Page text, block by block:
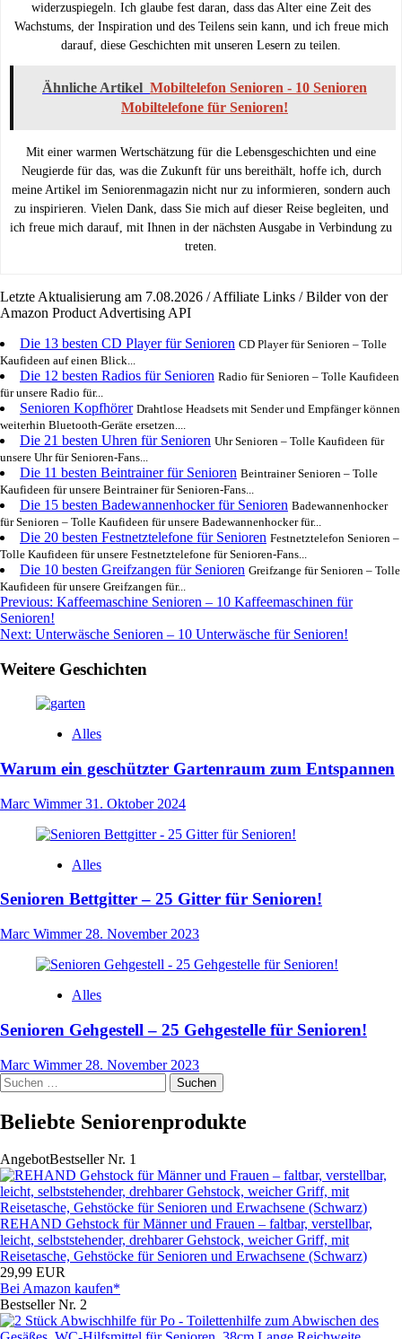
widerzuspiegeln. Ich glaube fest daran, dass das Alter eine Zeit des
Wachstums, der Inspiration und des Teilens sein kann, und ich freue mich
darauf, diese Geschichten mit unseren Lesern zu teilen.
Ähnliche Artikel Mobiltelefon Senioren - 10 Senioren
Mobiltelefone für Senioren!
Mit einer warmen Wertschätzung für die Lebensgeschichten und eine
Neugierde für das, was die Zukunft für uns bereithält, hoffe ich, durch
meine Artikel im Seniorenmagazin nicht nur zu informieren, sondern auch
zu inspirieren. Vielen Dank, dass Sie mich auf dieser Reise begleiten, und
ich freue mich darauf, mit Ihnen in der nächsten Ausgabe in Verbindung zu
treten.
Letzte Aktualisierung am 7.08.2026 / Affiliate Links / Bilder von der
Amazon Product Advertising API
Die 13 besten CD Player für Senioren CD Player für Senioren – Tolle
Kaufideen auf einen Blick...
Die 12 besten Radios für Senioren Radio für Senioren – Tolle Kaufideen
für unsere Radio für...
Senioren Kopfhörer Drahtlose Headsets mit Sender und Empfänger können
weiterhin Bluetooth-Geräte ersetzen....
Die 21 besten Uhren für Senioren Uhr Senioren – Tolle Kaufideen für
unsere Uhr für Senioren-Fans...
Die 11 besten Beintrainer für Senioren Beintrainer Senioren – Tolle
Kaufideen für unsere Beintrainer für Senioren-Fans...
Die 15 besten Badewannenhocker für Senioren Badewannenhocker
für Senioren – Tolle Kaufideen für unsere Badewannenhocker für...
Die 20 besten Festnetztelefone für Senioren Festnetztelefon Senioren –
Tolle Kaufideen für unsere Festnetztelefone für Senioren-Fans...
Die 10 besten Greifzangen für Senioren Greifzange für Senioren – Tolle
Kaufideen für unsere Greifzangen für...
Post
navigation
Previous: Kaffeemaschine Senioren – 10 Kaffeemaschinen für
Senioren!
Next: Unterwäsche Senioren – 10 Unterwäsche für Senioren!
Weitere Geschichten
Alles
Warum ein geschützter Gartenraum zum Entspannen
Marc Wimmer31. Oktober 2024
Alles
Senioren Bettgitter – 25 Gitter für Senioren!
Marc Wimmer 28. November 2023
Alles
Senioren Gehgestell – 25 Gehgestelle für Senioren!
Marc Wimmer 28. November 2023
Suchen
nach:
Beliebte Seniorenprodukte
AngebotBestseller Nr. 1
REHAND Gehstock für Männer und Frauen – faltbar, verstellbar,
leicht, selbststehender, drehbarer Gehstock, weicher Griff, mit
Reisetasche, Gehstöcke für Senioren und Erwachsene (Schwarz)
29,99 EUR
Bei Amazon kaufen*
Bestseller Nr. 2